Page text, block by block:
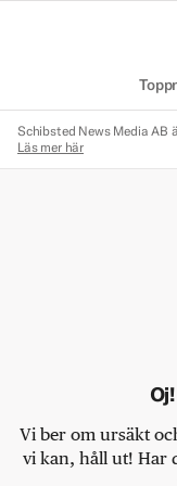
Schibsted News Media AB
Läs mer här
Vi ber om ursäkt
vi kan, håll ut! Har